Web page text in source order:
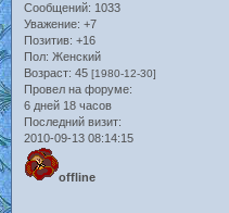
Сообщений: 1033
Уважение: +7
Позитив: +16
Пол: Женский
Возраст: 45 [1980-12-30]
Провел на форуме:
6 дней 18 часов
Последний визит:
2010-09-13 08:14:15
offline